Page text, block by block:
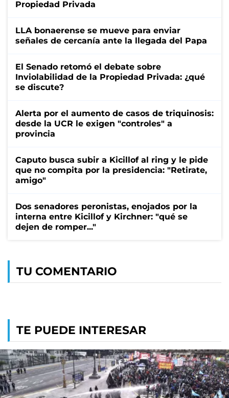
Propiedad Privada
LLA bonaerense se mueve para enviar
señales de cercanía ante la llegada del Papa
El Senado retomó el debate sobre
Inviolabilidad de la Propiedad Privada: ¿qué
se discute?
Alerta por el aumento de casos de triquinosis:
desde la UCR le exigen "controles" a
provincia
Caputo busca subir a Kicillof al ring y le pide
que no compita por la presidencia: "Retirate,
amigo"
Dos senadores peronistas, enojados por la
interna entre Kicillof y Kirchner: "qué se
dejen de romper..."
TU COMENTARIO
TE PUEDE INTERESAR